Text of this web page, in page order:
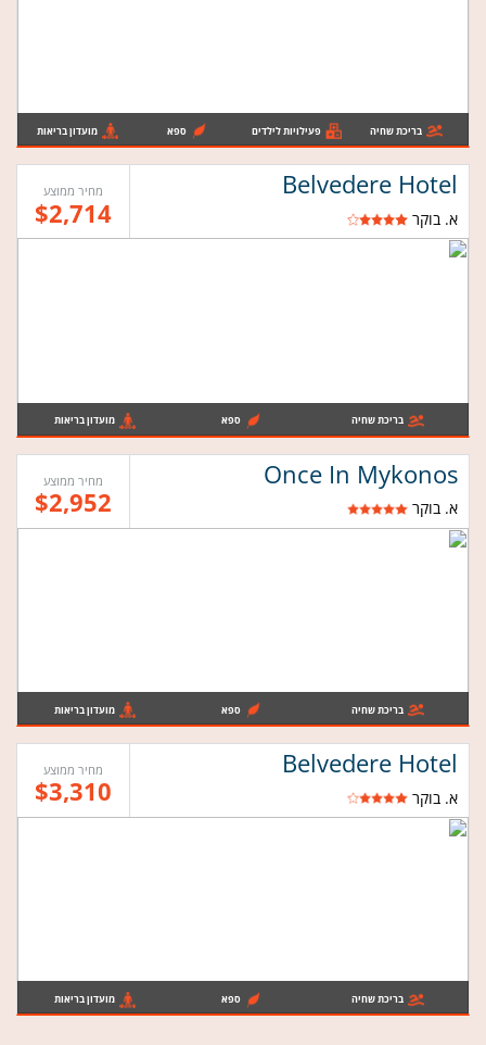
בריכת שחיה פעילויות לילדים ספא מועדון בריאות
Belvedere Hotel
א. בוקר
מחיר ממוצע
$2,714
בריכת שחיה ספא מועדון בריאות
Once In Mykonos
א. בוקר
מחיר ממוצע
$2,952
בריכת שחיה ספא מועדון בריאות
Belvedere Hotel
א. בוקר
מחיר ממוצע
$3,310
בריכת שחיה ספא מועדון בריאות